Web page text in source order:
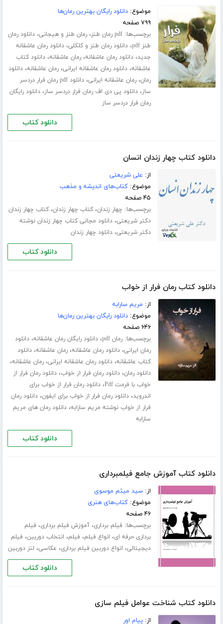
موضوع:دانلود رایگان بهترین رمان‌ها
۷۹۹ صفحه
برچسب‌ها:pdf رمان طنز ،رمان طنز و هیجانی،دانلود رمان
طنز pdf
،دانلود رمان طنز و کلکلی،دانلود رمان عاشقانه
جدید،دانلود رمان عاشقانه،رمان عاشقانه،دانلود کتاب
عاشقانه،دانلود رمان عاشقانه ایرانی،رمان عاشقانه،دانلود
رمان،رمان عاشقانه ایرانی،
دانلود pdf رمان فرار دردسر
ساز،دانلود پی دی اف رمان فرار دردسر ساز،دانلود رایگان
رمان فرار دردسر ساز
دانلود کتاب
دانلود کتاب چهار زندان انسان
از: علی شریعتی
موضوع:کتاب‌های اندیشه و مذهب
۴۵ صفحه
برچسب‌ها: چهار زندان،کتاب چهار زندان،کتاب چهار زندان
دکتر شریعتی،دانلود مجانی کتاب چهار زندان نوشته
دکتر شریعتی،دانلود چهار زندان
دانلود کتاب
دانلود کتاب رمان فرار از خواب
از: مریم سارابه
موضوع:دانلود رایگان بهترین رمان‌ها
۶۴۶ صفحه
برچسب‌ها:رمان pdf ،دانلود رایگان رمان عاشقانه،دانلود
رمان ایرانی،دانلود رمان عاشقانه،رمان عاشقانه،دانلود
کتاب عاشقانه،دانلود رمان عاشقانه ایرانی،رمان عاشقانه،
دانلود رمان،دانلود رمان فرار از خواب،دانلود رمان فرار از
خواب با فرمت Pdf
،دانلود رمان فرار از خواب برای
اندروید،دانلود رمان فرار از خواب برای ایفون،دانلود رمان
فرار از خواب نوشته مریم سارابه،دانلود رمان های مریم
سارابه
دانلود کتاب
دانلود کتاب آموزش جامع فیلمبرداری
از:سید میثم موسوی
موضوع:کتاب‌های هنری
۴۶ صفحه
برچسب‌ها: فیلم برداری،آموزش فیلم برداری، فیلم
برداری حرفه ای، انواع فیلم، فیلم، انتخاب دوربین، فیلم
دیجیتالی، انواع دوربین فیلم برداری، عکاسی، لنز دوربین
دانلود کتاب
دانلود کتاب شناخت عوامل فیلم سازی
از:پیام اور